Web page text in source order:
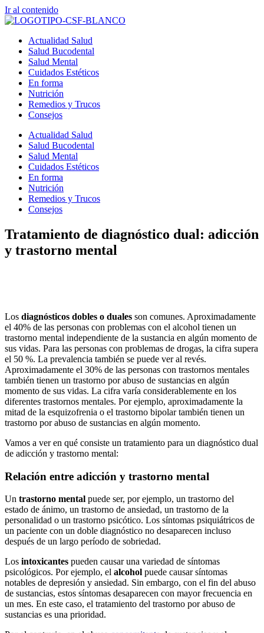
Ir al contenido
Actualidad Salud
Salud Bucodental
Salud Mental
Cuidados Estéticos
En forma
Nutrición
Remedios y Trucos
Consejos
Actualidad Salud
Salud Bucodental
Salud Mental
Cuidados Estéticos
En forma
Nutrición
Remedios y Trucos
Consejos
Tratamiento de diagnóstico dual: adicción
y trastorno mental
Los diagnósticos dobles o duales son comunes. Aproximadamente
el 40% de las personas con problemas con el alcohol tienen un
trastorno mental independiente de la sustancia en algún momento de
sus vidas. Para las personas con problemas de drogas, la cifra supera
el 50 %. La prevalencia también se puede ver al revés.
Aproximadamente el 30% de las personas con trastornos mentales
también tienen un trastorno por abuso de sustancias en algún
momento de sus vidas. La cifra varía considerablemente en los
diferentes trastornos mentales. Por ejemplo, aproximadamente la
mitad de la esquizofrenia o el trastorno bipolar también tienen un
trastorno por abuso de sustancias en algún momento.
Vamos a ver en qué consiste un tratamiento para un diagnóstico dual
de adicción y trastorno mental:
Relación entre adicción y trastorno mental
Un trastorno mental puede ser, por ejemplo, un trastorno del
estado de ánimo, un trastorno de ansiedad, un trastorno de la
personalidad o un trastorno psicótico. Los síntomas psiquiátricos de
un paciente con un doble diagnóstico no desaparecen incluso
después de un largo período de sobriedad.
Los intoxicantes pueden causar una variedad de síntomas
psicológicos. Por ejemplo, el alcohol puede causar síntomas
notables de depresión y ansiedad. Sin embargo, con el fin del abuso
de sustancias, estos síntomas desaparecen con mayor frecuencia en
un mes. En este caso, el tratamiento del trastorno por abuso de
sustancias es una prioridad.